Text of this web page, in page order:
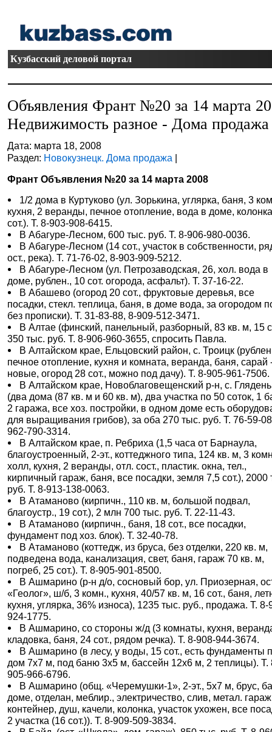
Кузбасский деловой портал
Объявления Франт №20 за 14 марта
Недвижимость разное - Дома продажа
Дата: марта 18, 2008
Раздел: Новокузнецк. Дома продажа |
Франт Объявления №20 за 14 марта 2008
1/2 дома в Куртуково (ул. Зорькина, углярка, баня, 3
кухня, 2 веранды, печное отопление, вода в доме,
сот.). Т. 8-903-908-6415.
В Абагуре-Лесном, 600 тыс. руб. Т. 8-906-980-0036.
В Абагуре-Лесном (14 сот., участок в собственности,
ост., река). Т. 71-76-02, 8-903-909-5212.
В Абагуре-Лесном (ул. Петрозаводская, 26, хол. вода в
доме, рублен., 10 сот. огорода, асфальт). Т. 37-16-22.
В Абашево (огород 20 сот., фруктовые деревья, все
посадки, стекл. теплица, баня, в доме вода, за огородом
без прописки). Т. 31-83-88, 8-909-512-3471.
В Алтае (финский, панельный, разборный, 83 кв. м, 15
350 тыс. руб. Т. 8-906-960-3655, спросить Павла.
В Алтайском крае, Ельцовский район, с. Троицк
печное отопление, кухня и комната, веранда, баня, сарай
новые, огород 28 сот., можно под дачу). Т. 8-905-961-7506.
В Алтайском крае, Новоблаговещенский р-н, с. Глядень
(два дома (87 кв. м и 60 кв. м), два участка по 50 соток, 1
2 гаража, все хоз. постройки, в одном доме есть
для выращивания грибов), за оба 270 тыс. руб. Т. 76-59-
962-790-3314.
В Алтайском крае, п. Ребриха (1,5 часа от Барнаула,
благоустроенный, 2-эт., коттеджного типа, 124 кв. м, 3
холл, кухня, 2 веранды, отл. сост., пластик. окна, тел.,
кирпичный гараж, баня, все посадки, земля 7,5 сот.), 2000
руб. Т. 8-913-138-0063.
В Атаманово (кирпичн., 110 кв. м, большой подвал,
благоустр., 19 сот.), 2 млн 700 тыс. руб. Т. 22-11-43.
В Атаманово (кирпичн., баня, 18 сот., все посадки,
фундамент под хоз. блок). Т. 32-40-78.
В Атаманово (коттедж, из бруса, без отделки, 220 кв. м,
подведена вода, канализация, свет, баня, гараж 70 кв. м,
погреб, 25 сот.). Т. 8-905-901-8500.
В Ашмарино (р-н д/о, сосновый бор, ул. Приозерная,
«Геолог», ш/б, 3 комн., кухня, 40/57 кв. м, 16 сот., баня,
кухня, углярка, 36% износа), 1235 тыс. руб., продажа. Т. 8-
924-1775.
В Ашмарино, со стороны ж/д (3 комнаты, кухня,
кладовка, баня, 24 сот., рядом речка). Т. 8-908-944-3674.
В Ашмарино (в лесу, у воды, 15 сот., есть фундаменты
дом 7х7 м, под баню 3х5 м, бассейн 12х6 м, 2 теплицы). Т.
905-966-6796.
В Ашмарино (общ. «Черемушки-1», 2-эт., 5х7 м, брус,
доме, отделан, меблир., электричество, слив, метал.
контейнер, душ, качели, колонка, участок ухожен, все
2 участка (16 сот.)). Т. 8-909-509-3834.